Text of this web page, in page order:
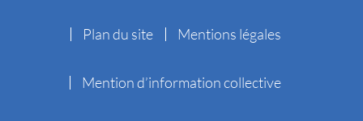
Plan du site Mentions légales
Mention d’information collective